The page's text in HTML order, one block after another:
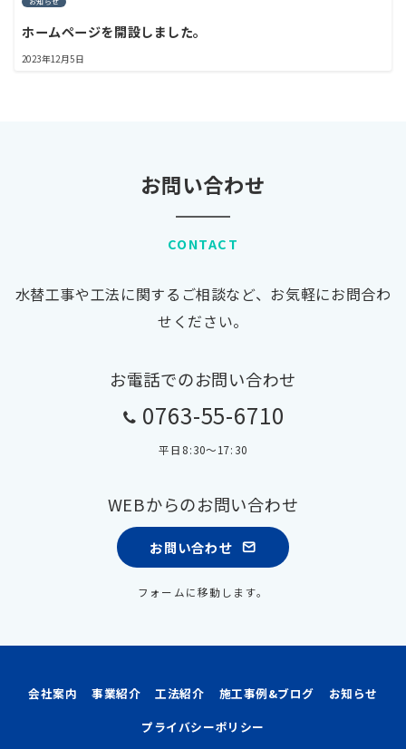
ホームページを開設しました。
2023年12月5日
お問い合わせ
CONTACT
水替工事や工法に関するご相談など、お気軽にお問合わ
せください。
お電話でのお問い合わせ
0763-55-6710
平日8:30〜17:30
WEBからのお問い合わせ
お問い合わせ
フォームに移動します。
会社案内 事業紹介 工法紹介 施工事例&ブログ
お知らせ
プライバシーポリシー